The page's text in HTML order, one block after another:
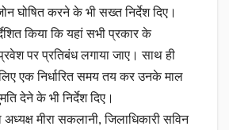
घोषित करने के भी सख्त निर्देश दिए।
किया कि यहां सभी प्रकार के
पर प्रतिबंध लगाया जाए। साथ ही
एक निर्धारित समय तय कर उनके माल
देने के भी निर्देश दिए।
मीरा सकलानी, जिलाधिकारी सविन